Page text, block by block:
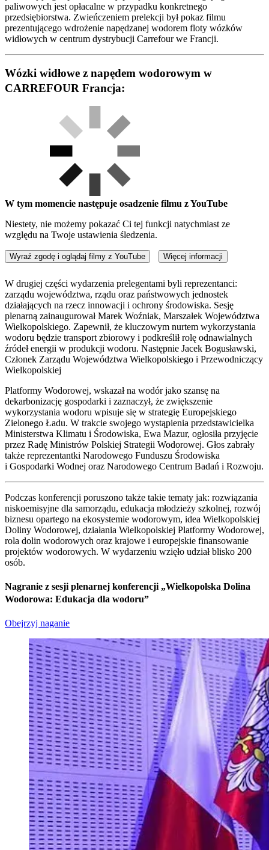
paliwowych jest opłacalne w przypadku konkretnego
przedsiębiorstwa. Zwieńczeniem prelekcji był pokaz filmu
prezentującego wdrożenie napędzanej wodorem floty wózków
widłowych w centrum dystrybucji Carrefour we Francji.
Wózki widłowe z napędem wodorowym w
CARREFOUR Francja:
W tym momencie następuje osadzenie filmu z YouTube
Niestety, nie możemy pokazać Ci tej funkcji natychmiast ze
względu na Twoje ustawienia śledzenia.
Wyraź zgodę i oglądaj filmy z YouTube Więcej informacji
W drugiej części wydarzenia prelegentami byli reprezentanci:
zarządu województwa, rządu oraz państwowych jednostek
działających na rzecz innowacji i ochrony środowiska. Sesję
plenarną zainaugurował Marek Woźniak, Marszałek Województwa
Wielkopolskiego. Zapewnił, że kluczowym nurtem wykorzystania
wodoru będzie transport zbiorowy i podkreślił rolę odnawialnych
źródeł energii w produkcji wodoru. Następnie Jacek Bogusławski,
Członek Zarządu Województwa Wielkopolskiego i Przewodniczący
Wielkopolskiej
Platformy Wodorowej, wskazał na wodór jako szansę na
dekarbonizację gospodarki i zaznaczył, że zwiększenie
wykorzystania wodoru wpisuje się w strategię Europejskiego
Zielonego Ładu. W trakcie swojego wystąpienia przedstawicielka
Ministerstwa Klimatu i Środowiska, Ewa Mazur, ogłosiła przyjęcie
przez Radę Ministrów Polskiej Strategii Wodorowej. Głos zabrały
także reprezentantki Narodowego Funduszu Środowiska
i Gospodarki Wodnej oraz Narodowego Centrum Badań i Rozwoju.
Podczas konferencji poruszono także takie tematy jak: rozwiązania
niskoemisyjne dla samorządu, edukacja młodzieży szkolnej, rozwój
biznesu opartego na ekosystemie wodorowym, idea Wielkopolskiej
Doliny Wodorowej, działania Wielkopolskiej Platformy Wodorowej,
rola dolin wodorowych oraz krajowe i europejskie finansowanie
projektów wodorowych. W wydarzeniu wzięło udział blisko 200
osób.
Nagranie z sesji plenarnej konferencji „Wielkopolska Dolina
Wodorowa: Edukacja dla wodoru”
Obejrzyj naganie